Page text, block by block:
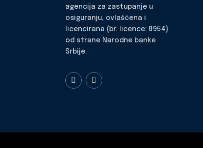
agencija za zastupanje u
osiguranju, ovlašćena i
licencirana (br. licence: 8954)
od strane Narodne banke
Srbije.